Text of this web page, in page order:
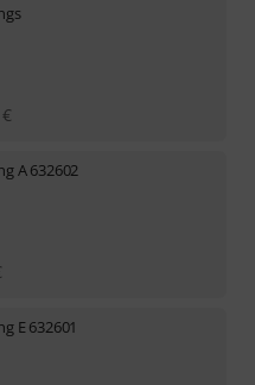
€
A 632602
E 632601